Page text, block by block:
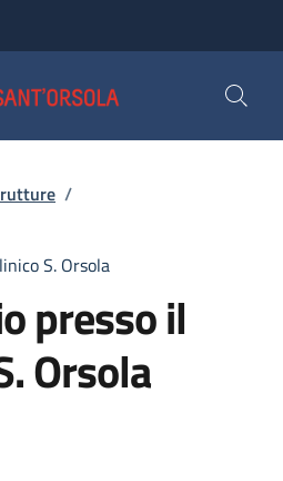
/
S. Orsola
presso il
Orsola